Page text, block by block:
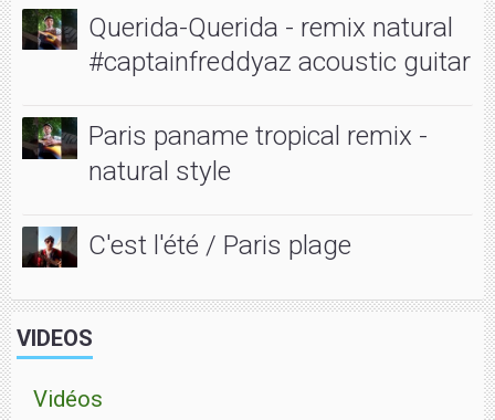
Querida-Querida - remix natural
#captainfreddyaz acoustic guitar
Paris paname tropical remix -
natural style
C'est l'été / Paris plage
VIDEOS
Vidéos